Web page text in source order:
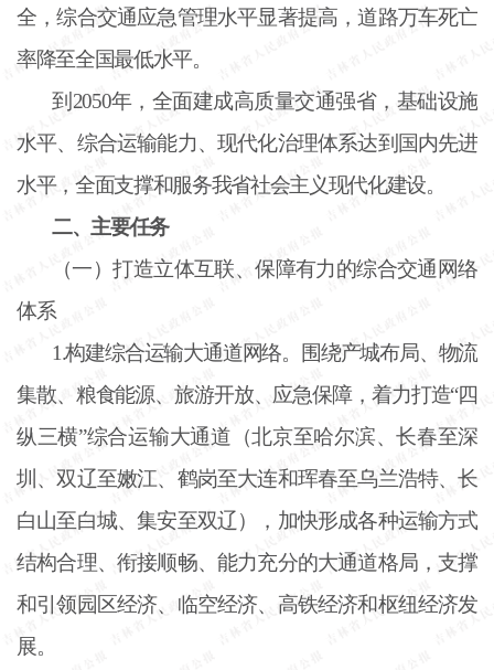
全，综合交通应急管理水平显著提高，道路万车死亡
率降至全国最低水平。
到 2050年，全面建成高质量交通强省，基础设施
水平、综合运输能力、现代化治理体系达到国内先进
水平，全面支撑和服务我省社会主义现代化建设。
二、主要任务
（一）打造立体互联、保障有力的综合交通网络
体系
1.构建综合运输大通道网络。围绕产城布局、物流
集散、粮食能源、旅游开放、应急保障，着力打造“四
纵三横”综合运输大通道（北京至哈尔滨、长春至深
圳、双辽至嫩江、鹤岗至大连和珲春至乌兰浩特、长
白山至白城、集安至双辽），加快形成各种运输方式
结构合理、衔接顺畅、能力充分的大通道格局，支撑
和引领园区经济、临空经济、高铁经济和枢纽经济发
展。